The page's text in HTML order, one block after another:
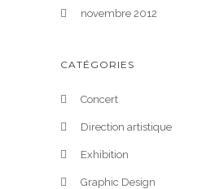
novembre 2012
CATÉGORIES
Concert
Direction artistique
Exhibition
Graphic Design